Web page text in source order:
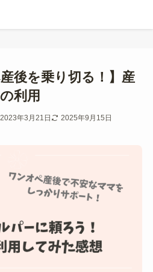
産後を乗り切る！】産
利用
2023年3月21日 2025年9月15日